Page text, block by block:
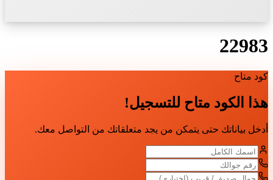
22983
كود متاح
هذا الكود متاح للتسجيل!
أدخل بياناتك حتى يتمكن من يجد متعلقاتك من التواصل معك.